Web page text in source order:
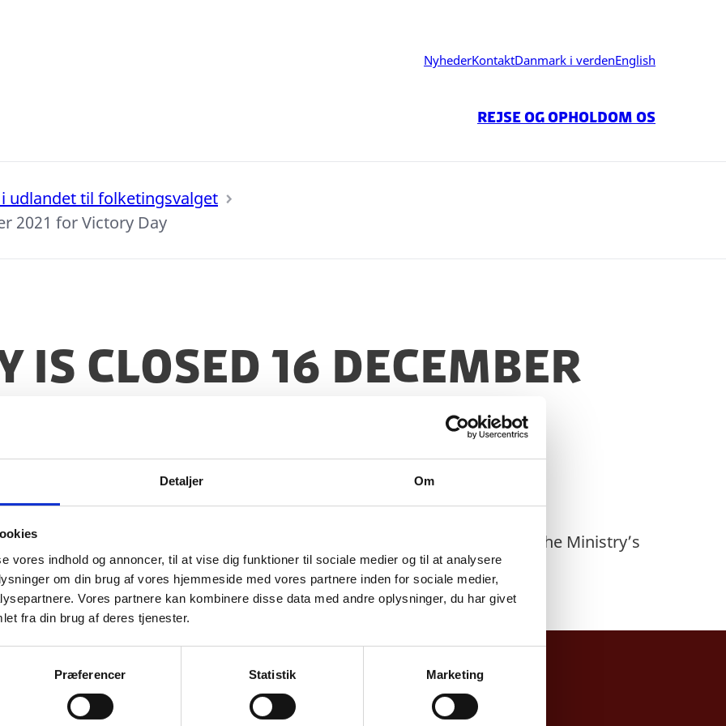
Detaljer Om
vores indhold og annoncer, til at vise dig funktioner til sociale medier og til at analysere
om din brug af vores hjemmeside med vores partnere inden for sociale medier,
Vores partnere kan kombinere disse data med andre oplysninger, du har givet
fra din brug af deres tjenester.
Præferencer Statistik Marketing
NyhederKontaktDanmark i verdenEnglish
Rejse og OpholdOm os
udlandet til folketingsvalget
2021 for Victory Day
is closed 16 December
for Victory Day.
In case of urgent consular assistance please contact the Ministry’s
+45 3392 1112.